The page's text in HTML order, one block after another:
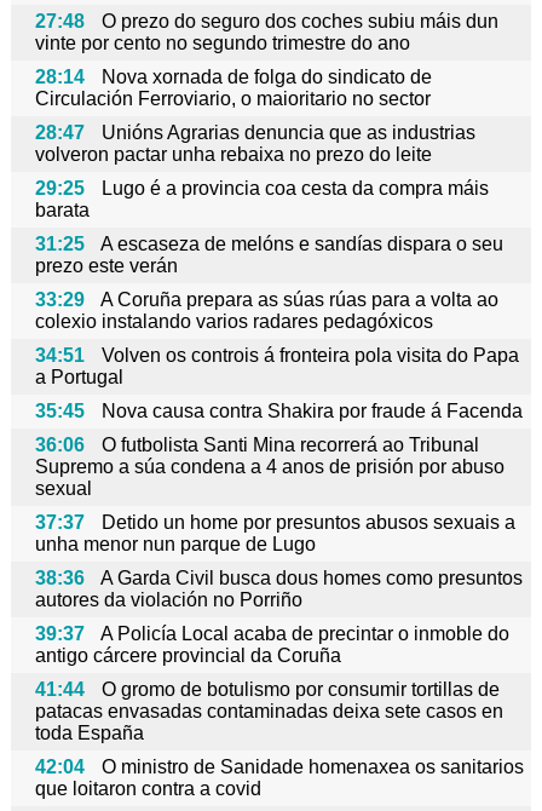
27:48
O prezo do seguro dos coches subiu máis dun
vinte por cento no segundo trimestre do ano
28:14
Nova xornada de folga do sindicato de
Circulación Ferroviario, o maioritario no sector
28:47
Unións Agrarias denuncia que as industrias
volveron pactar unha rebaixa no prezo do leite
29:25
Lugo é a provincia coa cesta da compra máis
barata
31:25
A escaseza de melóns e sandías dispara o seu
prezo este verán
33:29
A Coruña prepara as súas rúas para a volta ao
colexio instalando varios radares pedagóxicos
34:51
Volven os controis á fronteira pola visita do Papa
a Portugal
35:45
Nova causa contra Shakira por fraude á Facenda
36:06
O futbolista Santi Mina recorrerá ao Tribunal
Supremo a súa condena a 4 anos de prisión por abuso
sexual
37:37
Detido un home por presuntos abusos sexuais a
unha menor nun parque de Lugo
38:36
A Garda Civil busca dous homes como presuntos
autores da violación no Porriño
39:37
A Policía Local acaba de precintar o inmoble do
antigo cárcere provincial da Coruña
41:44
O gromo de botulismo por consumir tortillas de
patacas envasadas contaminadas deixa sete casos en
toda España
42:04
O ministro de Sanidade homenaxea os sanitarios
que loitaron contra a covid